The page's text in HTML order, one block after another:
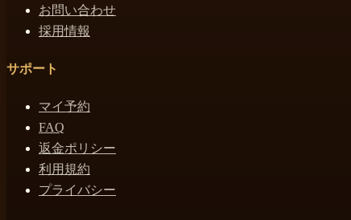
お問い合わせ
採用情報
サポート
マイ予約
FAQ
返金ポリシー
利用規約
プライバシー